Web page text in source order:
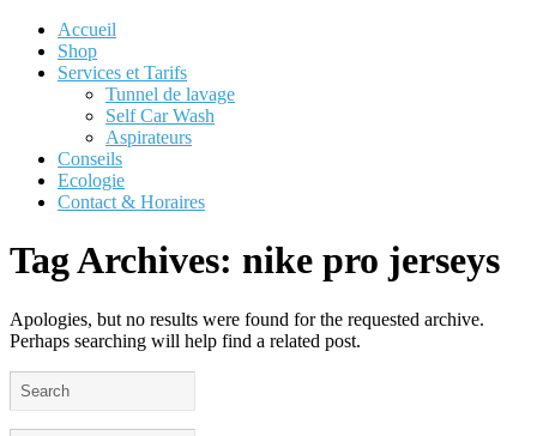
Accueil
Shop
Services et Tarifs
Tunnel de lavage
Self Car Wash
Aspirateurs
Conseils
Ecologie
Contact & Horaires
Tag Archives: nike pro jerseys
Apologies, but no results were found for the requested archive.
Perhaps searching will help find a related post.